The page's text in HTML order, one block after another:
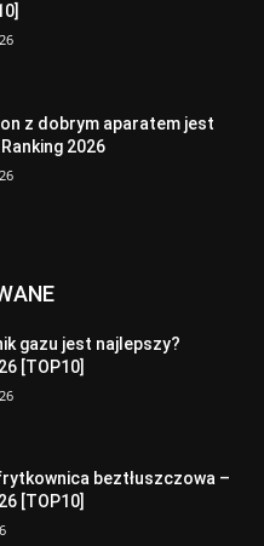
z dobrym aparatem jest
2026
gazu jest najlepszy?
[TOP10]
beztłuszczowa –
[TOP10]